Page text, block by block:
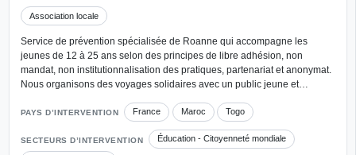
Association locale
Service de prévention spécialisée de Roanne qui accompagne les
jeunes de 12 à 25 ans selon des principes de libre adhésion, non
mandat, non institutionnalisation des pratiques, partenariat et anonymat.
Nous organisons des voyages solidaires avec un public jeune et…
PAYS D’INTERVENTION France Maroc Togo
SECTEURS D’INTERVENTION Éducation - Citoyenneté mondiale